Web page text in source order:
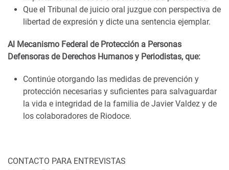
Que el Tribunal de juicio oral juzgue con perspectiva de
libertad de expresión y dicte una sentencia ejemplar.
Al Mecanismo Federal de Protección a Personas
Defensoras de Derechos Humanos y Periodistas, que:
Continúe otorgando las medidas de prevención y
protección necesarias y suficientes para salvaguardar
la vida e integridad de la familia de Javier Valdez y de
los colaboradores de Riodoce.
CONTACTO PARA ENTREVISTAS